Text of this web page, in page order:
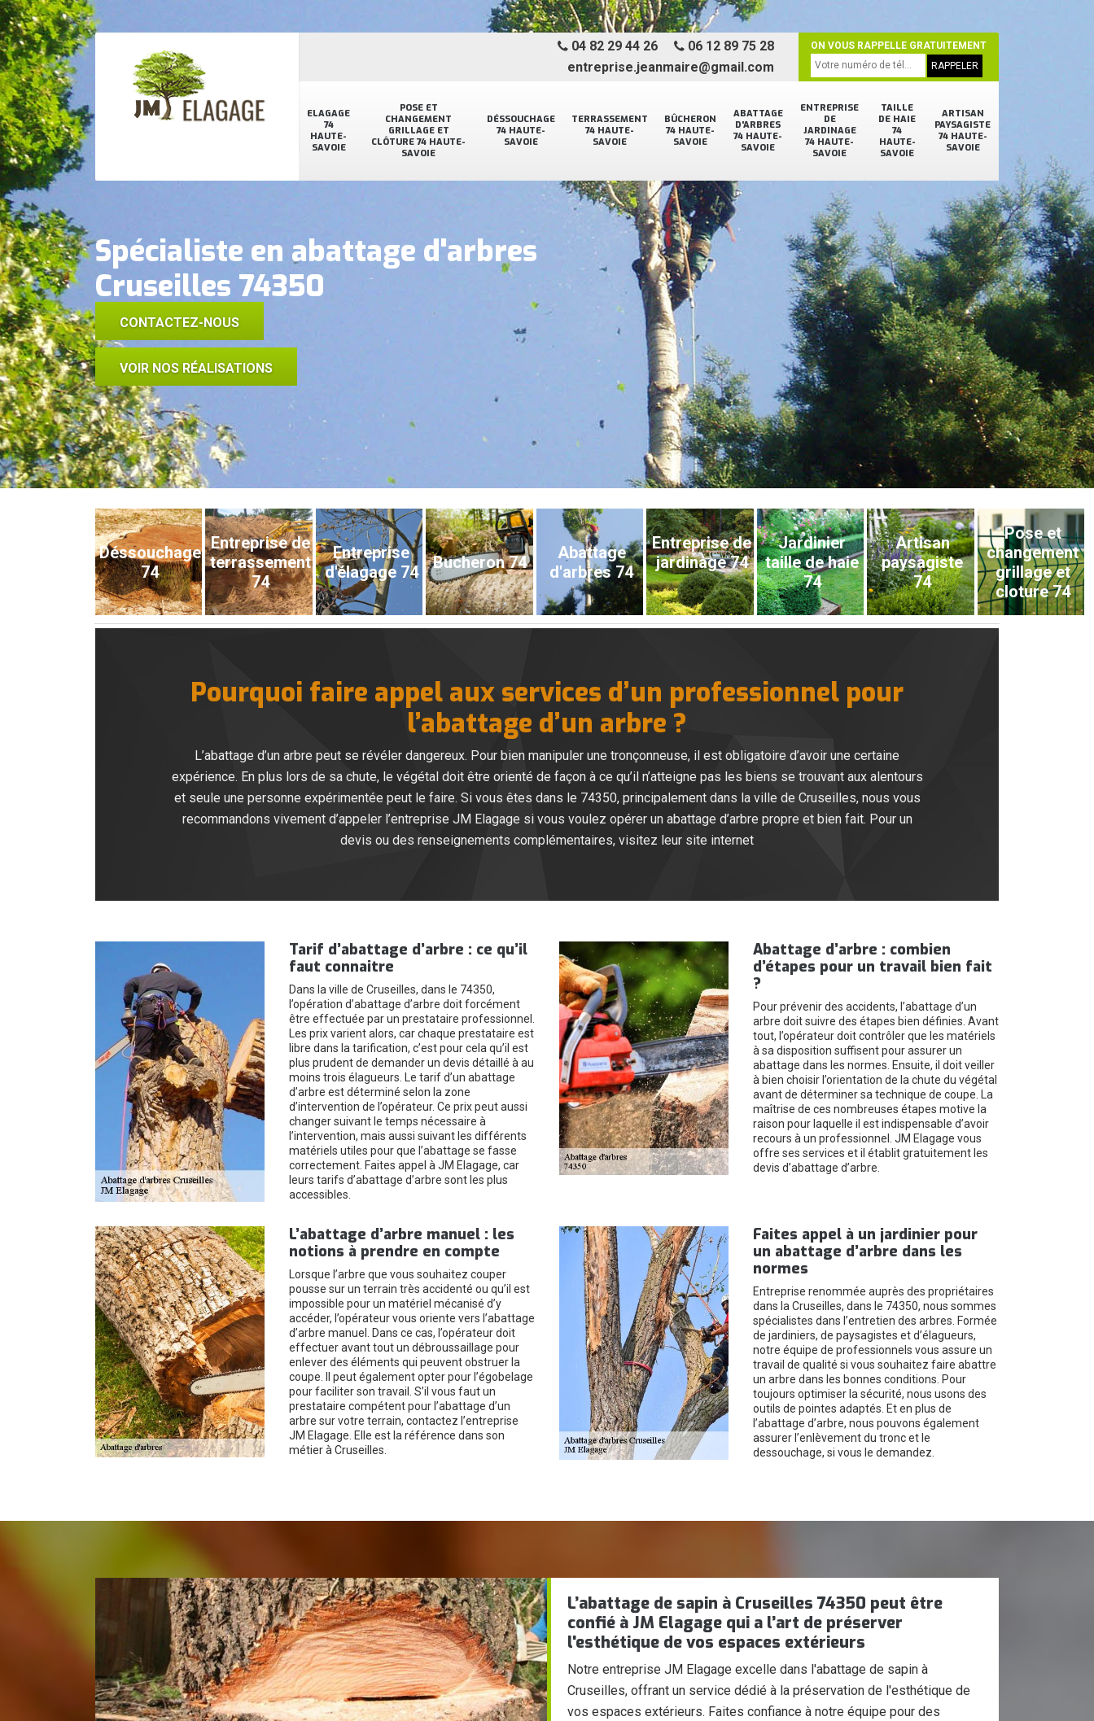
ELAGAGE
74
HAUTE-
SAVOIE
POSE ET
CHANGEMENT
GRILLAGE ET
CLÔTURE 74 HAUTE-
SAVOIE
DÉSSOUCHAGE
74 HAUTE-
SAVOIE
TERRASSEMENT
74 HAUTE-
SAVOIE
BÛCHERON
74 HAUTE-
SAVOIE
ABATTAGE
D'ARBRES
74 HAUTE-
SAVOIE
ENTREPRISE
DE
JARDINAGE
74 HAUTE-
SAVOIE
TAILLE
DE HAIE
74
HAUTE-
SAVOIE
ARTISAN
PAYSAGISTE
74 HAUTE-
SAVOIE
04 82 29 44 26
06 12 89 75 28
entreprise.jeanmaire@gmail.com
ON VOUS RAPPELLE GRATUITEMENT
Spécialiste en abattage d'arbres
Cruseilles 74350
CONTACTEZ-NOUS
VOIR NOS RÉALISATIONS
Déssouchage
74
Entreprise de
terrassement
74
Entreprise
d'élagage 74
Bucheron 74
Abattage
d'arbres 74
Entreprise de
jardinage 74
Jardinier
taille de haie
74
Artisan
paysagiste
74
Pose et
changement
grillage et
cloture 74
Pourquoi faire appel aux services d’un professionnel pour
l’abattage d’un arbre ?
L’abattage d’un arbre peut se révéler dangereux. Pour bien manipuler une tronçonneuse, il est obligatoire d’avoir une certaine
expérience. En plus lors de sa chute, le végétal doit être orienté de façon à ce qu’il n’atteigne pas les biens se trouvant aux alentours
et seule une personne expérimentée peut le faire. Si vous êtes dans le 74350, principalement dans la ville de Cruseilles, nous vous
recommandons vivement d’appeler l’entreprise JM Elagage si vous voulez opérer un abattage d’arbre propre et bien fait. Pour un
devis ou des renseignements complémentaires, visitez leur site internet
Tarif d’abattage d’arbre : ce qu’il
faut connaitre
Dans la ville de Cruseilles, dans le 74350,
l’opération d’abattage d’arbre doit forcément
être effectuée par un prestataire professionnel.
Les prix varient alors, car chaque prestataire est
libre dans la tarification, c’est pour cela qu’il est
plus prudent de demander un devis détaillé à au
moins trois élagueurs. Le tarif d’un abattage
d’arbre est déterminé selon la zone
d’intervention de l’opérateur. Ce prix peut aussi
changer suivant le temps nécessaire à
l’intervention, mais aussi suivant les différents
matériels utiles pour que l’abattage se fasse
correctement. Faites appel à JM Elagage, car
leurs tarifs d’abattage d’arbre sont les plus
accessibles.
Abattage d’arbre : combien
d’étapes pour un travail bien fait
?
Pour prévenir des accidents, l’abattage d’un
arbre doit suivre des étapes bien définies. Avant
tout, l’opérateur doit contrôler que les matériels
à sa disposition suffisent pour assurer un
abattage dans les normes. Ensuite, il doit veiller
à bien choisir l’orientation de la chute du végétal
avant de déterminer sa technique de coupe. La
maîtrise de ces nombreuses étapes motive la
raison pour laquelle il est indispensable d’avoir
recours à un professionnel. JM Elagage vous
offre ses services et il établit gratuitement les
devis d’abattage d’arbre.
L’abattage d’arbre manuel : les
notions à prendre en compte
Lorsque l’arbre que vous souhaitez couper
pousse sur un terrain très accidenté ou qu’il est
impossible pour un matériel mécanisé d’y
accéder, l’opérateur vous oriente vers l’abattage
d’arbre manuel. Dans ce cas, l’opérateur doit
effectuer avant tout un débroussaillage pour
enlever des éléments qui peuvent obstruer la
coupe. Il peut également opter pour l’égobelage
pour faciliter son travail. S’il vous faut un
prestataire compétent pour l’abattage d’un
arbre sur votre terrain, contactez l’entreprise
JM Elagage. Elle est la référence dans son
métier à Cruseilles.
Faites appel à un jardinier pour
un abattage d’arbre dans les
normes
Entreprise renommée auprès des propriétaires
dans la Cruseilles, dans le 74350, nous sommes
spécialistes dans l’entretien des arbres. Formée
de jardiniers, de paysagistes et d’élagueurs,
notre équipe de professionnels vous assure un
travail de qualité si vous souhaitez faire abattre
un arbre dans les bonnes conditions. Pour
toujours optimiser la sécurité, nous usons des
outils de pointes adaptés. Et en plus de
l’abattage d’arbre, nous pouvons également
assurer l’enlèvement du tronc et le
dessouchage, si vous le demandez.
L’abattage de sapin à Cruseilles 74350 peut être
confié à JM Elagage qui a l’art de préserver
l'esthétique de vos espaces extérieurs
Notre entreprise JM Elagage excelle dans l'abattage de sapin à
Cruseilles, offrant un service dédié à la préservation de l'esthétique de
vos espaces extérieurs. Faites confiance à notre équipe pour des